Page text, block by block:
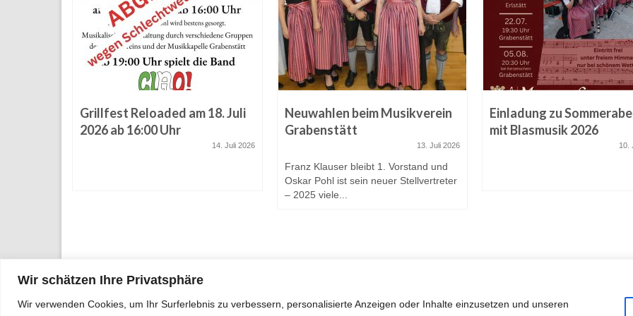
Wir schätzen Ihre Privatsphäre
Wir verwenden Cookies, um Ihr Surferlebnis zu verbessern, personalisierte Anzeigen oder Inhalte einzusetzen und unseren
Grillfest Reloaded am 18. Juli
2026 ab 16:00 Uhr
14. Juli 2026
Neuwahlen beim Musikverein
Grabenstätt
13. Juli 2026
Franz Klauser bleibt 1. Vorstand und
Oskar Pohl ist sein neuer Stellvertreter
– 2025 viele...
Einladung zu
mit Blasmusik 2026
10.